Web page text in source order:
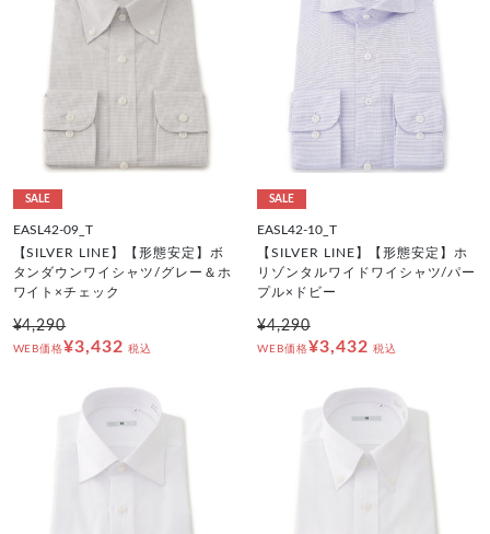
SALE
EASL42-09_T
【SILVER LINE】【形態安定】ボ
タンダウンワイシャツ/グレー＆ホ
ワイト×チェック
¥4,290
WEB価格¥3,432 税込
SALE
EASL42-10_T
【SILVER LINE】【形態安定】ホ
リゾンタルワイドワイシャツ/パー
プル×ドビー
¥4,290
WEB価格¥3,432 税込